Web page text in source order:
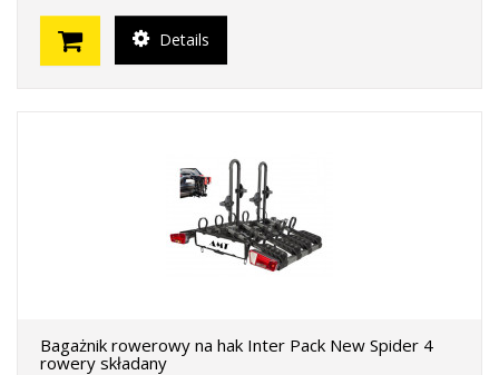
Details
Bagażnik rowerowy na hak Inter Pack New Spider 4
rowery składany